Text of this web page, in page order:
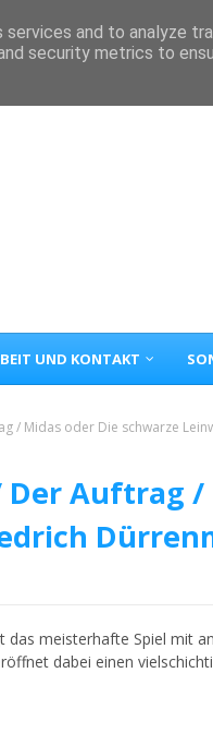
UND KONTAKT
/ Midas oder Die schwarze
Auftrag /
das meisterhafte Spiel mit
dabei einen
and to analyze
security metrics to